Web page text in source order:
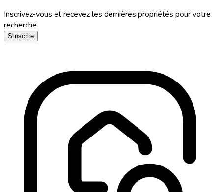
Inscrivez-vous et recevez les dernières propriétés pour votre
recherche
S'inscrire